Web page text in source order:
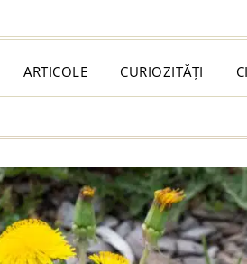
ARTICOLE CURIOZITĂȚI